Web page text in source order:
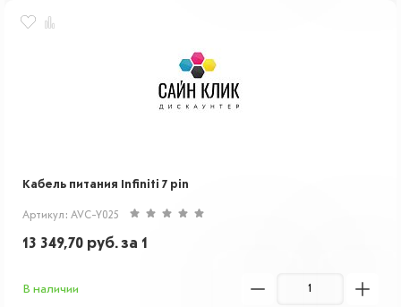
Кабель питания Infiniti 7 pin
Артикул: AVC-Y025
13 349,70 руб.за 1
В наличии